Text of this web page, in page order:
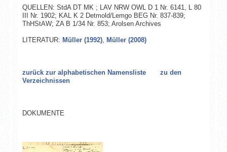
QUELLEN: StdA DT MK ; LAV NRW OWL D 1 Nr. 6141, L 80
III Nr. 1902; KAL K 2 Detmold/Lemgo BEG Nr. 837-839;
ThHStAW; ZA B 1/34 Nr. 853; Arolsen Archives
LITERATUR: Müller (1992), Müller (2008)
zurück zur alphabetischen Namensliste
zu den
Verzeichnissen
DOKUMENTE